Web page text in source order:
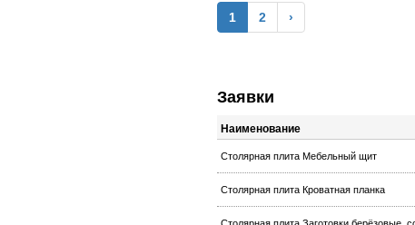
1 2 ›
Заявки
Наименование
Столярная плита Мебельный щит
Столярная плита Кроватная планка
Столярная плита Заготовки берёзовые,